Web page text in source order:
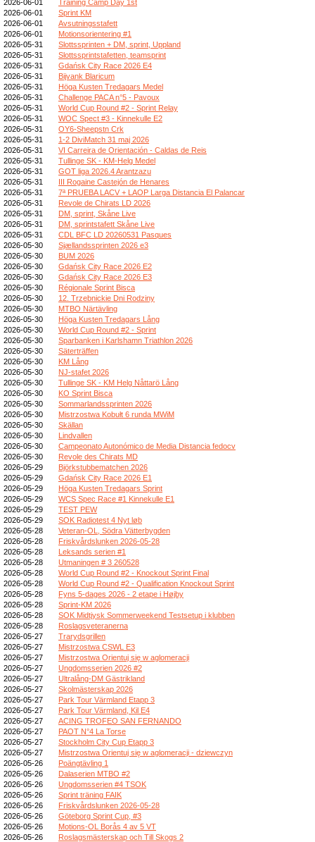
2026-06-01
Training Camp Day 1st
2026-06-01
Sprint KM
2026-06-01
Avsutningsstafett
2026-06-01
Motionsorientering #1
2026-05-31
Slottssprinten + DM, sprint, Uppland
2026-05-31
Slottssprintstafetten, teamsprint
2026-05-31
Gdańsk City Race 2026 E4
2026-05-31
Bijvank Blaricum
2026-05-31
Höga Kusten Tredagars Medel
2026-05-31
Challenge PACA n°5 - Pavoux
2026-05-31
World Cup Round #2 - Sprint Relay
2026-05-31
WOC Spect #3 - Kinnekulle E2
2026-05-31
OY6-Sheepstn Crk
2026-05-31
1-2 DiviMatch 31 maj 2026
2026-05-31
VI Carreira de Orientación - Caldas de Reis
2026-05-31
Tullinge SK - KM-Helg Medel
2026-05-31
GOT liga 2026.4 Arantzazu
2026-05-31
III Rogaine Castejón de Henares
2026-05-31
7ª PRUEBA LACV + LAOP Larga Distancia El Palancar
2026-05-31
Revole de Chirats LD 2026
2026-05-31
DM, sprint, Skåne Live
2026-05-31
DM, sprintstafett Skåne Live
2026-05-31
CDL BFC LD 20260531 Pasques
2026-05-30
Sjællandssprinten 2026 e3
2026-05-30
BUM 2026
2026-05-30
Gdańsk City Race 2026 E2
2026-05-30
Gdańsk City Race 2026 E3
2026-05-30
Régionale Sprint Bisca
2026-05-30
12. Trzebnickie Dni Rodziny
2026-05-30
MTBO Närtävling
2026-05-30
Höga Kusten Tredagars Lång
2026-05-30
World Cup Round #2 - Sprint
2026-05-30
Sparbanken i Karlshamn Triathlon 2026
2026-05-30
Säterträffen
2026-05-30
KM Lång
2026-05-30
NJ-stafet 2026
2026-05-30
Tullinge SK - KM Helg Nåttarö Lång
2026-05-30
KO Sprint Bisca
2026-05-30
Sommarlandssprinten 2026
2026-05-30
Mistrzostwa Kobułt 6 runda MWiM
2026-05-30
Skällan
2026-05-30
Lindvallen
2026-05-30
Campeonato Autonómico de Media Distancia fedocv
2026-05-30
Revole des Chirats MD
2026-05-29
Björkstubbematchen 2026
2026-05-29
Gdańsk City Race 2026 E1
2026-05-29
Höga Kusten Tredagars Sprint
2026-05-29
WCS Spec Race #1 Kinnekulle E1
2026-05-29
TEST PEW
2026-05-29
SOK Radiotest 4 Nyt løb
2026-05-28
Veteran-OL, Södra Vätterbygden
2026-05-28
Friskvårdslunken 2026-05-28
2026-05-28
Leksands serien #1
2026-05-28
Utmaningen # 3 260528
2026-05-28
World Cup Round #2 - Knockout Sprint Final
2026-05-28
World Cup Round #2 - Qualification Knockout Sprint
2026-05-28
Fyns 5-dages 2026 - 2 etape i Højby
2026-05-28
Sprint-KM 2026
2026-05-28
SOK Midtjysk Sommerweekend Testsetup i klubben
2026-05-28
Roslagsveteranerna
2026-05-27
Trarydsgrillen
2026-05-27
Mistrzostwa CSWL E3
2026-05-27
Mistrzostwa Orientuj się w aglomeracji
2026-05-27
Ungdomsserien 2026 #2
2026-05-27
Ultralång-DM Gästrikland
2026-05-27
Skolmästerskap 2026
2026-05-27
Park Tour Värmland Etapp 3
2026-05-27
Park Tour Värmland, Kil E4
2026-05-27
ACING TROFEO SAN FERNANDO
2026-05-27
PAOT N°4 La Torse
2026-05-27
Stockholm City Cup Etapp 3
2026-05-27
Mistrzostwa Orientuj się w aglomeracji - dziewczyn
2026-05-26
Poängtävling 1
2026-05-26
Dalaserien MTBO #2
2026-05-26
Ungdomsserien #4 TSOK
2026-05-26
Sprint träning FAIK
2026-05-26
Friskvårdslunken 2026-05-28
2026-05-26
Göteborg Sprint Cup, #3
2026-05-26
Motions-OL Borås 4 av 5 VT
2026-05-26
Roslagsmästerskap och Till Skogs 2